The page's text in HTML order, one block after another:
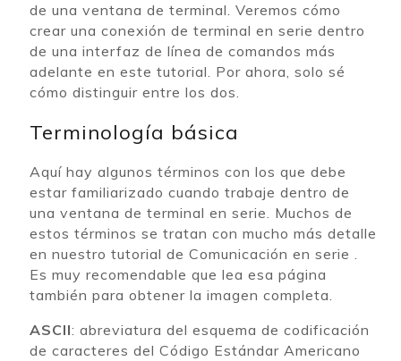
de una ventana de terminal. Veremos cómo
crear una conexión de terminal en serie dentro
de una interfaz de línea de comandos más
adelante en este tutorial. Por ahora, solo sé
cómo distinguir entre los dos.
Terminología básica
Aquí hay algunos términos con los que debe
estar familiarizado cuando trabaje dentro de
una ventana de terminal en serie. Muchos de
estos términos se tratan con mucho más detalle
en nuestro tutorial de Comunicación en serie .
Es muy recomendable que lea esa página
también para obtener la imagen completa.
ASCII: abreviatura del esquema de codificación
de caracteres del Código Estándar Americano